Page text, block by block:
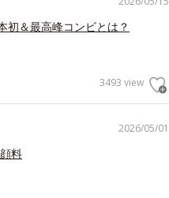
初＆最高峰コンビとは？
3493 view
2026/05/01
料